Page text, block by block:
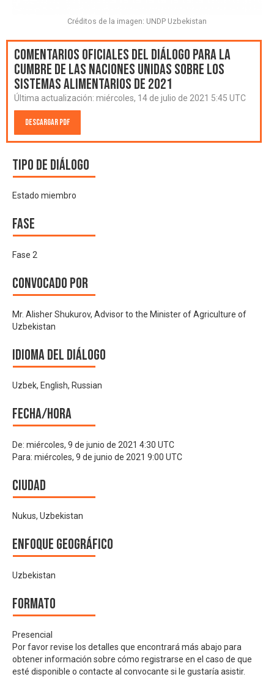
Comentarios oficiales del Diálogo para la
Cumbre de las Naciones Unidas sobre los
Sistemas Alimentarios de 2021
Última actualización: miércoles, 14 de julio de 2021 5:45 UTC
Descargar PDF
Tipo de diálogo
Estado miembro
Fase
Fase 2
Convocado por
Mr. Alisher Shukurov, Advisor to the Minister of Agriculture of
Uzbekistan
Idioma del Diálogo
Uzbek, English, Russian
Fecha/hora
De: miércoles, 9 de junio de 2021 4:30 UTC
Para: miércoles, 9 de junio de 2021 9:00 UTC
Ciudad
Nukus, Uzbekistan
Enfoque geográfico
Uzbekistan
Formato
Presencial
Por favor revise los detalles que encontrará más abajo para
obtener información sobre cómo registrarse en el caso de que
esté disponible o contacte al convocante si le gustaría asistir.
Créditos de la imagen: UNDP Uzbekistan